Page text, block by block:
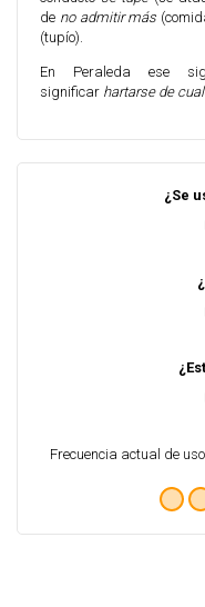
de no admitir más
(tupío).
En Peraleda ese
significar hartarse de
¿Se
Frecuencia actual de